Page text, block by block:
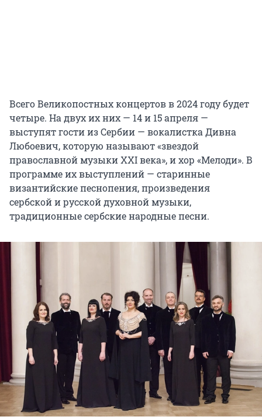
Всего Великопостных концертов в 2024 году будет
четыре. На двух их них — 14 и 15 апреля —
выступят гости из Сербии — вокалистка Дивна
Любоевич, которую называют «звездой
православной музыки ХХI века», и хор «Мелоди». В
программе их выступлений — старинные
византийские песнопения, произведения
сербской и русской духовной музыки,
традиционные сербские народные песни.